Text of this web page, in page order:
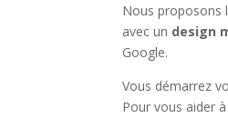
Nous proposons
avec un design
Google.
Vous démarrez
Pour vous aider